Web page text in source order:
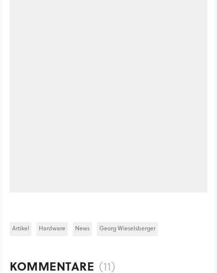
Artikel Hardware News Georg Wieselsberger
KOMMENTARE (11)